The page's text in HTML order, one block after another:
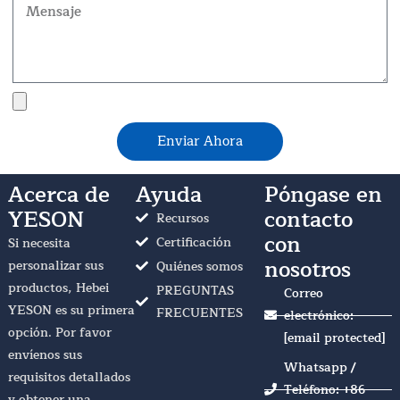
Mensaje
Enviar Ahora
Acerca de
YESON
Si necesita
personalizar sus
productos, Hebei
YESON es su primera
opción. Por favor
envíenos sus
requisitos detallados
Ayuda
Recursos
Certificación
Quiénes somos
PREGUNTAS
FRECUENTES
Póngase en
contacto
con
nosotros
Correo
electrónico:
[email protected]
Whatsapp /
Teléfono: +86